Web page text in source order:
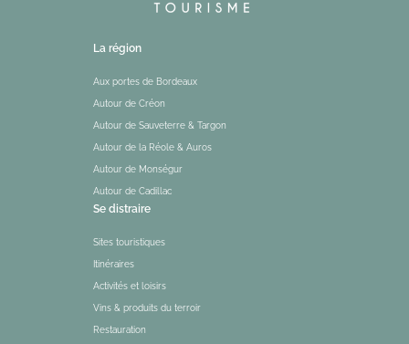
La région
Aux portes de Bordeaux
Autour de Créon
Autour de Sauveterre & Targon
Autour de la Réole & Auros
Autour de Monségur
Autour de Cadillac
Se distraire
Sites touristiques
Itinéraires
Activités et loisirs
Vins & produits du terroir
Restauration